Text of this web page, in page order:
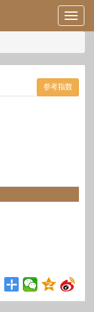
用
户
息/
登
录
等
参考指数